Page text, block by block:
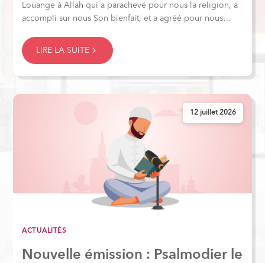
Louange à Allah qui a parachevé pour nous la religion, a
accompli sur nous Son bienfait, et a agréé pour nous
LIRE LA SUITE
12 juillet 2026
ACTUALITÉS
Nouvelle émission : Psalmodier le